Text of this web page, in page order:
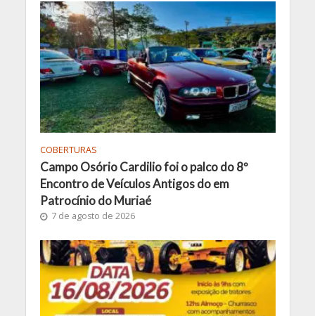
COBERTURAS
Campo Osório Cardilio foi o palco do 8º
Encontro de Veículos Antigos do em
Patrocínio do Muriaé
7 de agosto de 2026